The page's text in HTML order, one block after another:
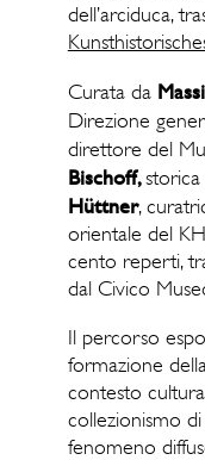
dell’arciduca,
Curata da
Direzione
direttore del
Bischoff,storica
Hüttner,
orientale del
cento reperti,
dal Civico
Il percorso
formazione
contesto
collezionismo
fenomeno